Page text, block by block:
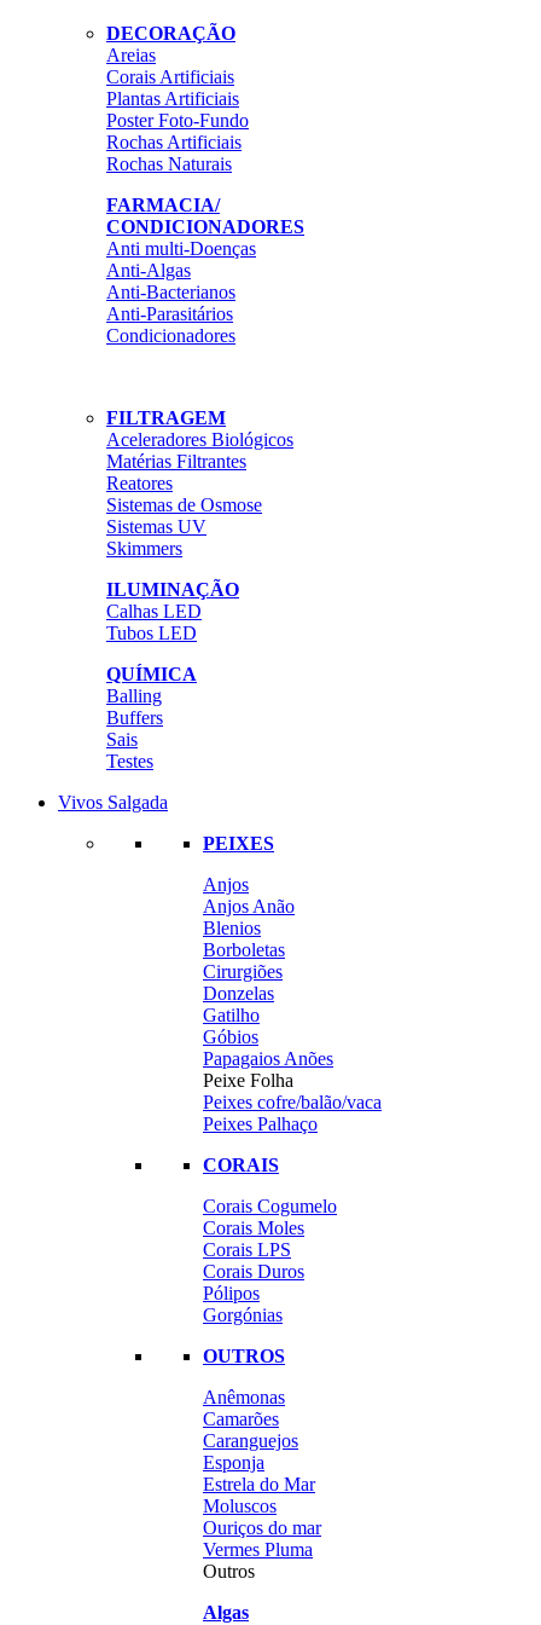
DECORAÇÃO
Areias
Corais Artificiais
Plantas Artificiais
Poster Foto-Fundo
Rochas Artificiais
Rochas Naturais
FARMACIA/
CONDICIONADORES
Anti multi-Doenças
Anti-Algas
Anti-Bacterianos
Anti-Parasitários
Condicionadores
FILTRAGEM
Aceleradores Biológicos
Matérias Filtrantes
Reatores
Sistemas de Osmose
Sistemas UV
Skimmers
ILUMINAÇÃO
Calhas LED
Tubos LED
QUÍMICA
Balling
Buffers
Sais
Testes
Vivos Salgada
PEIXES
Anjos
Anjos Anão
Blenios
Borboletas
Cirurgiões
Donzelas
Gatilho
Góbios
Papagaios Anões
Peixe Folha
Peixes cofre/balão/vaca
Peixes Palhaço
CORAIS
Corais Cogumelo
Corais Moles
Corais LPS
Corais Duros
Pólipos
Gorgónias
OUTROS
Anêmonas
Camarões
Caranguejos
Esponja
Estrela do Mar
Moluscos
Ouriços do mar
Vermes Pluma
Outros
Algas